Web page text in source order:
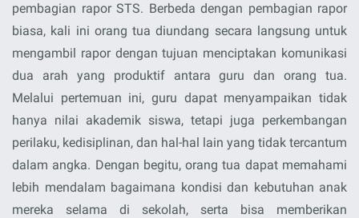
pembagian rapor STS. Berbeda dengan pembagian rapor
biasa, kali ini orang tua diundang secara langsung untuk
mengambil rapor dengan tujuan menciptakan komunikasi
dua arah yang produktif antara guru dan orang tua.
Melalui pertemuan ini, guru dapat menyampaikan tidak
hanya nilai akademik siswa, tetapi juga perkembangan
perilaku, kedisiplinan, dan hal-hal lain yang tidak tercantum
dalam angka. Dengan begitu, orang tua dapat memahami
lebih mendalam bagaimana kondisi dan kebutuhan anak
mereka selama di sekolah, serta bisa memberikan